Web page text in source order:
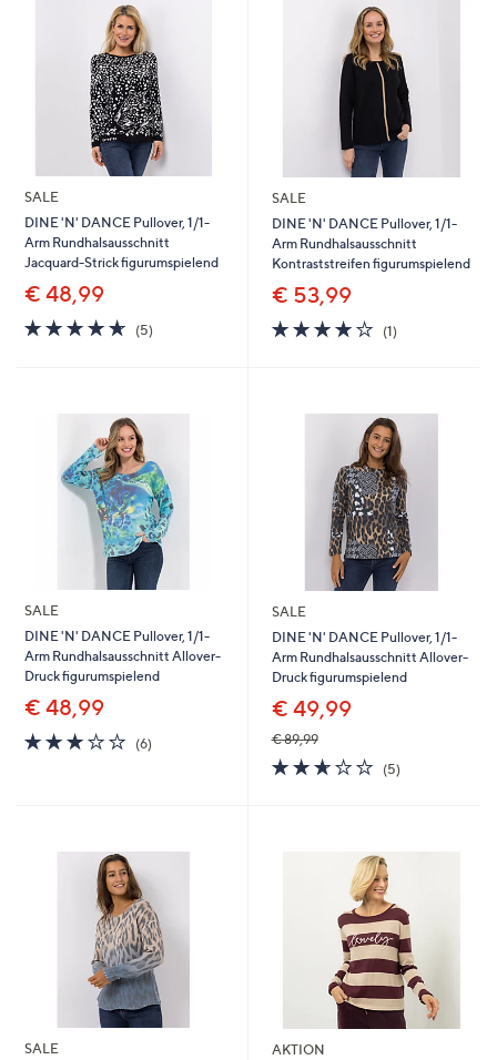
SALE
DINE 'N' DANCE Pullover, 1/1-
Arm Rundhalsausschnitt
Jacquard-Strick figurumspielend
€ 48,99
4.6
von
(5)5
SALE
DINE 'N' DANCE Pullover, 1/1-
Arm Rundhalsausschnitt
Kontraststreifen figurumspielend
€ 53,99
4.0
von
(1)1
SALE
DINE 'N' DANCE Pullover, 1/1-
Arm Rundhalsausschnitt Allover-
Druck figurumspielend
€ 48,99
3.2
von
(6)6
SALE
DINE 'N' DANCE Pullover, 1/1-
Arm Rundhalsausschnitt Allover-
Druck figurumspielend
€ 49,99
€ 89,99
2.6
von
(5)5
SALE AKTION